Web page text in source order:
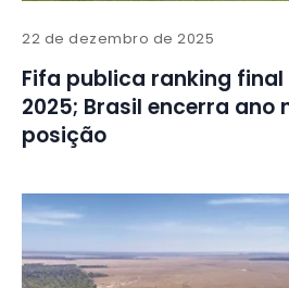
22 de dezembro de 2025
Fifa publica ranking final
2025; Brasil encerra ano
posição